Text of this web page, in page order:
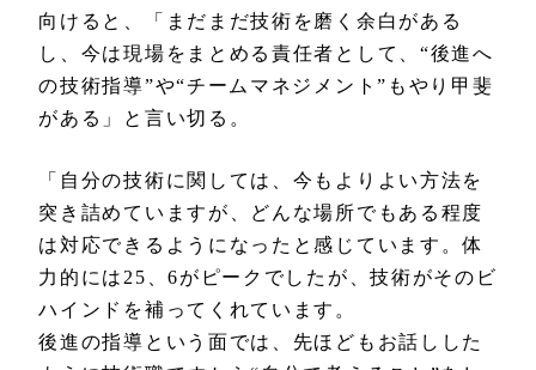
向けると、「まだまだ技術を磨く余白がある
し、今は現場をまとめる責任者として、“後進へ
の技術指導”や“チームマネジメント”もやり甲斐
がある」と言い切る。
「自分の技術に関しては、今もよりよい方法を
突き詰めていますが、どんな場所でもある程度
は対応できるようになったと感じています。体
力的には25、6がピークでしたが、技術がそのビ
ハインドを補ってくれています。
後進の指導という面では、先ほどもお話しした